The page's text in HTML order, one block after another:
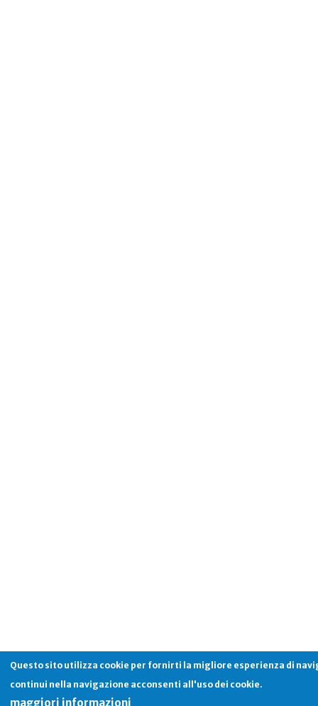
Questo sito utilizza cookie per fornirti la migliore esperienza di
continui nella navigazione acconsenti all'uso dei cookie.
maggiori informazioni